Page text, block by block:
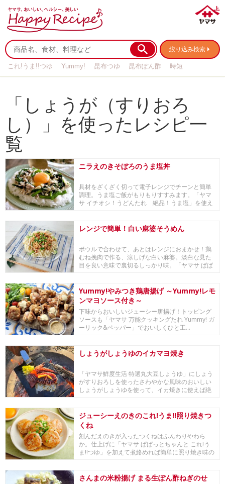
絞り込み検索
これ!うま!!つゆ Yummy! 昆布つゆ 昆布ぽん酢
時短
「しょうが（すりおろ
し）」を使ったレシピ一
覧
ニラえのきそぼろのうま塩丼
具材をざくざく切って電子レンジでチーンと簡単
調理。うま塩ご飯がもりもりすすみます。「ヤマ
サ イチオシ！うどんたれ 絶品！うま塩」を使え
レンジで簡単！白い麻婆そうめん
ボウルで合わせて、あとはレンジにおまかせ！鶏
むね挽肉で作る、涼しげな白い麻婆。淡白な見た
目を良い意味で裏切るしっかり味。「ヤマサ ぱぱ
Yummy!やみつき鶏唐揚げ ～Yummy!レモ
ンマヨソース付き～
下味からおいしいジューシー唐揚げ！トッピング
ソースも「ヤマサ 万能クッキングたれ Yummy! ガ
ーリック&ペッパー」でおいしくひと工...
しょうがしょうゆのイカマヨ焼き
「ヤマサ鮮度生活 特選丸大豆しょうゆ」にしょう
がすりおろしを使ったさわやかな風味のおいしい
しょうがしょうゆを使って、イカ焼きに使えば絶
ジューシーえのきのこれ!うま!!照り焼きつ
くね
刻んだえのきが入ったつくねはふんわりやわら
か。仕上げに「ヤマサ ぱぱっとちゃんと これ!う
ま!!つゆ」を加えて煮絡めれば簡単に照り焼き味の
さんまの米粉揚げ まる生ぽん酢ねぎのせ